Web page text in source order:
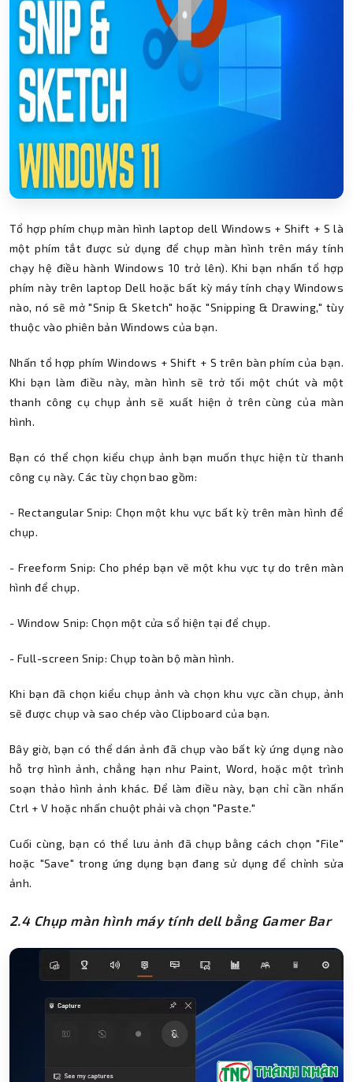
Tổ hợp phím chụp màn hình laptop dell Windows + Shift + S là
một phím tắt được sử dụng để chụp màn hình trên máy tính
chạy hệ điều hành Windows 10 trở lên). Khi bạn nhấn tổ hợp
phím này trên laptop Dell hoặc bất kỳ máy tính chạy Windows
nào, nó sẽ mở "Snip & Sketch" hoặc "Snipping & Drawing," tùy
thuộc vào phiên bản Windows của bạn.
Nhấn tổ hợp phím Windows + Shift + S trên bàn phím của bạn.
Khi bạn làm điều này, màn hình sẽ trở tối một chút và một
thanh công cụ chụp ảnh sẽ xuất hiện ở trên cùng của màn
hình.
Bạn có thể chọn kiểu chụp ảnh bạn muốn thực hiện từ thanh
công cụ này. Các tùy chọn bao gồm:
- Rectangular Snip: Chọn một khu vực bất kỳ trên màn hình để
chụp.
- Freeform Snip: Cho phép bạn vẽ một khu vực tự do trên màn
hình để chụp.
- Window Snip: Chọn một cửa sổ hiện tại để chụp.
- Full-screen Snip: Chụp toàn bộ màn hình.
Khi bạn đã chọn kiểu chụp ảnh và chọn khu vực cần chụp, ảnh
sẽ được chụp và sao chép vào Clipboard của bạn.
Bây giờ, bạn có thể dán ảnh đã chụp vào bất kỳ ứng dụng nào
hỗ trợ hình ảnh, chẳng hạn như Paint, Word, hoặc một trình
soạn thảo hình ảnh khác. Để làm điều này, bạn chỉ cần nhấn
Ctrl + V hoặc nhấn chuột phải và chọn "Paste."
Cuối cùng, bạn có thể lưu ảnh đã chụp bằng cách chọn "File"
hoặc "Save" trong ứng dụng bạn đang sử dụng để chỉnh sửa
ảnh.
2.4 Chụp màn hình máy tính dell bằng Gamer Bar